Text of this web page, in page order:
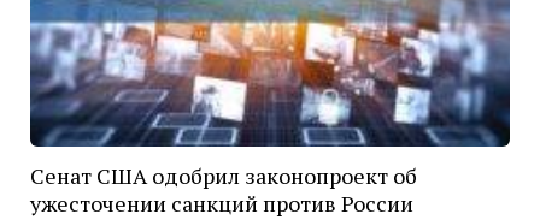
Сенат США одобрил законопроект об
ужесточении санкций против России